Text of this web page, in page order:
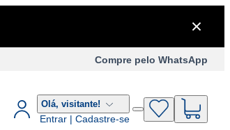
Compre pelo WhatsApp
Olá, visitante!
Entrar | Cadastre-se